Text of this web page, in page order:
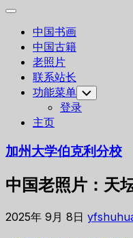
Expand
中国书画
中国古籍
老照片
联系站长
功能菜单 Toggle
Child
Menu
登录
主页
加州大学伯克利分校
中国老照片：天
2025年 9月 8日